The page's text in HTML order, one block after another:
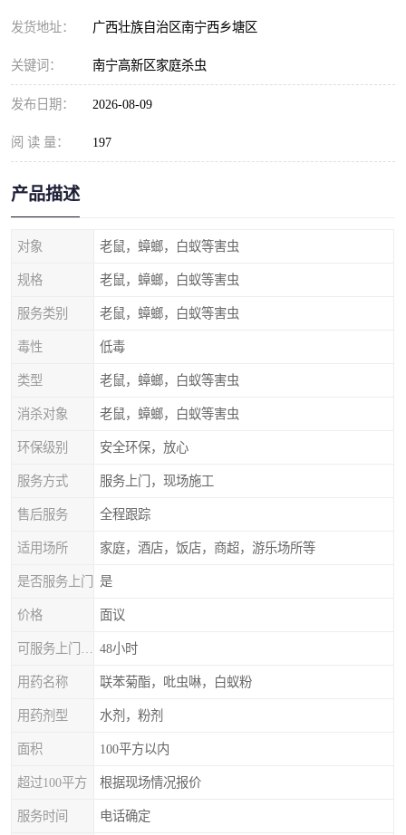
发货地址： 广西壮族自治区南宁西乡塘区
关键词： 南宁高新区家庭杀虫
发布日期： 2026-08-09
阅 读 量： 197
产品描述
对象 老鼠，蟑螂，白蚁等害虫
规格 老鼠，蟑螂，白蚁等害虫
服务类别 老鼠，蟑螂，白蚁等害虫
毒性 低毒
类型 老鼠，蟑螂，白蚁等害虫
消杀对象 老鼠，蟑螂，白蚁等害虫
环保级别 安全环保，放心
服务方式 服务上门，现场施工
售后服务 全程跟踪
适用场所 家庭，酒店，饭店，商超，游乐场所等
是否服务上门 是
价格 面议
48小时
用药名称 联苯菊酯，吡虫啉，白蚁粉
用药剂型 水剂，粉剂
面积 100平方以内
超过100平方 根据现场情况报价
服务时间 电话确定